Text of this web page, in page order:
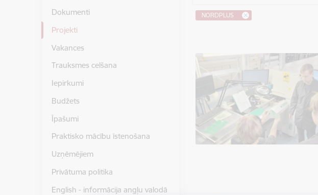
Dokumenti
Projekti
Vakances
Trauksmes celšana
Iepirkumi
Budžets
Īpašumi
Praktisko mācību īstenošana
Uzņēmējiem
Privātuma politika
English - informācija angļu valodā
NORDPLUS